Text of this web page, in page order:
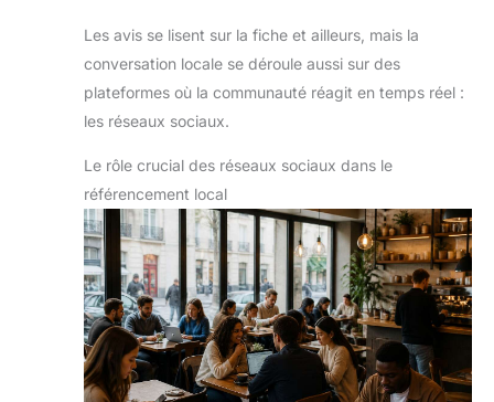
Les avis se lisent sur la fiche et ailleurs, mais la
conversation locale se déroule aussi sur des
plateformes où la communauté réagit en temps réel :
les réseaux sociaux.
Le rôle crucial des réseaux sociaux dans le
référencement local